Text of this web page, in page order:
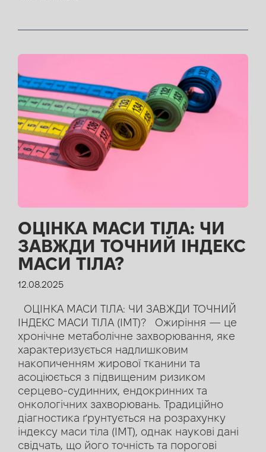
ОЦІНКА МАСИ ТІЛА: ЧИ
ЗАВЖДИ ТОЧНИЙ ІНДЕКС
МАСИ ТІЛА?
12.08.2025
ОЦІНКА МАСИ ТІЛА: ЧИ ЗАВЖДИ ТОЧНИЙ
ІНДЕКС МАСИ ТІЛА (IМТ)? Ожиріння — це
хронічне метаболічне захворювання, яке
характеризується надлишковим
накопиченням жирової тканини та
асоціюється з підвищеним ризиком
серцево-судинних, ендокринних та
онкологічних захворювань. Традиційно
діагностика ґрунтується на розрахунку
індексу маси тіла (ІМТ), однак наукові дані
свідчать, що його точність та порогові